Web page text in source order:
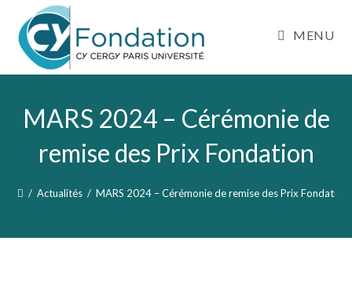
content
MENU
MARS 2024 – Cérémonie de
remise des Prix Fondation
/ Actualités / MARS 2024 – Cérémonie de remise des Prix Fondation